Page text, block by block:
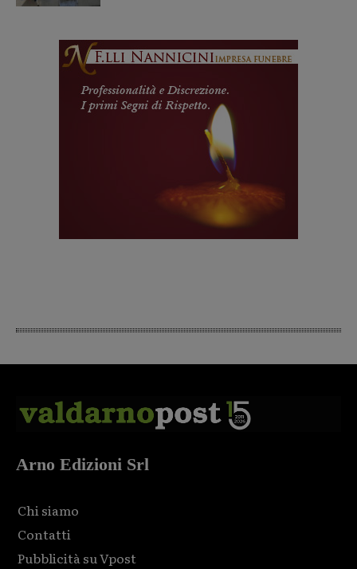
Arno Edizioni Srl
Chi siamo
Contatti
Pubblicità su Vpost